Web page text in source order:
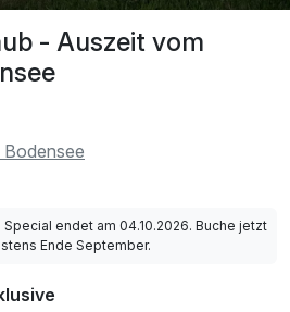
- Auszeit vom
endet am 04.10.2026. Buche jetzt
Ende September.